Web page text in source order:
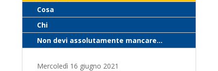
Cosa
Chi
Non devi assolutamente mancare...
Mercoledì 16 giugno 2021